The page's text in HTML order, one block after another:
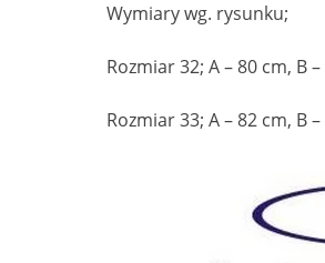
Wymiary wg. rysunku;
Rozmiar 32; A – 80 cm, B
Rozmiar 33; A – 82 cm, B